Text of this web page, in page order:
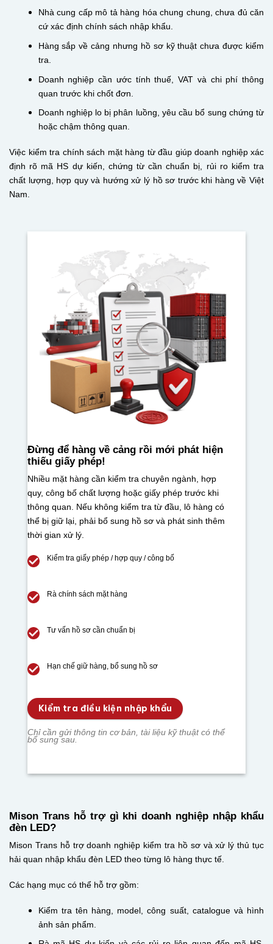
Nhà cung cấp mô tả hàng hóa chung chung, chưa đủ căn
cứ xác định chính sách nhập khẩu.
Hàng sắp về cảng nhưng hồ sơ kỹ thuật chưa được kiểm
tra.
Doanh nghiệp cần ước tính thuế, VAT và chi phí thông
quan trước khi chốt đơn.
Doanh nghiệp lo bị phân luồng, yêu cầu bổ sung chứng từ
hoặc chậm thông quan.
Việc kiểm tra chính sách mặt hàng từ đầu giúp doanh nghiệp xác
định rõ mã HS dự kiến, chứng từ cần chuẩn bị, rủi ro kiểm tra
chất lượng, hợp quy và hướng xử lý hồ sơ trước khi hàng về Việt
Nam.
Đừng để hàng về cảng rồi mới phát hiện
thiếu giấy phép!
Nhiều mặt hàng cần kiểm tra chuyên ngành, hợp
quy, công bố chất lượng hoặc giấy phép trước khi
thông quan. Nếu không kiểm tra từ đầu, lô hàng có
thể bị giữ lại, phải bổ sung hồ sơ và phát sinh thêm
thời gian xử lý.
Kiểm tra giấy phép / hợp quy / công bố
Rà chính sách mặt hàng
Tư vấn hồ sơ cần chuẩn bị
Hạn chế giữ hàng, bổ sung hồ sơ
Kiểm tra điều kiện nhập khẩu
Chỉ cần gửi thông tin cơ bản, tài liệu kỹ thuật có thể
bổ sung sau.
Mison Trans hỗ trợ gì khi doanh nghiệp nhập khẩu
đèn LED?
Mison Trans hỗ trợ doanh nghiệp kiểm tra hồ sơ và xử lý thủ tục
hải quan nhập khẩu đèn LED theo từng lô hàng thực tế.
Các hạng mục có thể hỗ trợ gồm:
Kiểm tra tên hàng, model, công suất, catalogue và hình
ảnh sản phẩm.